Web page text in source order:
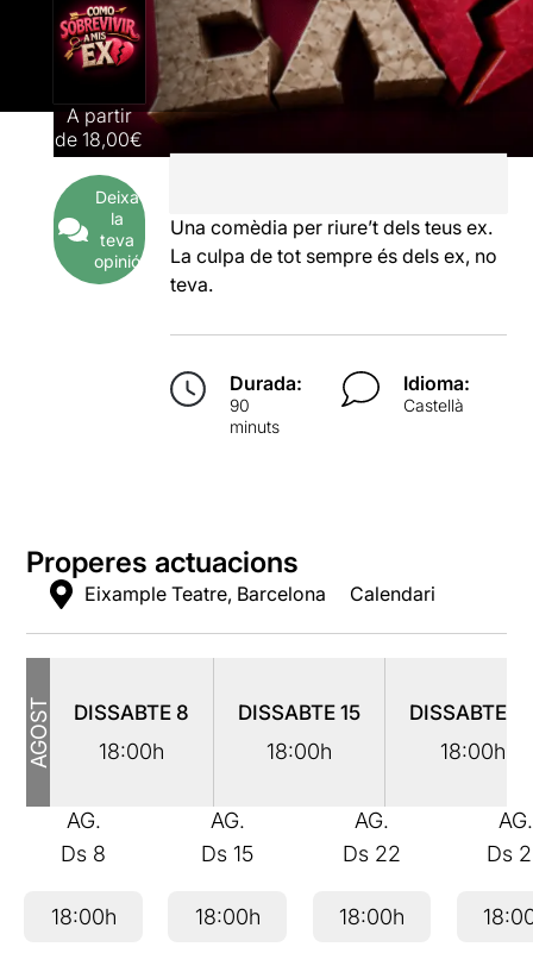
A partir
de18,00€
Deixa
la
teva
opinió
Una comèdia per riure’t dels teus ex.
La culpa de tot sempre és dels ex, no
teva.
Durada:
90
minuts
Idioma:
Castellà
Properes actuacions
Eixample Teatre, Barcelona Calendari
AGOST DISSABTE 8
18:00h
DISSABTE15
18:00h
DISSABTE
18:00h
AG.
Ds 8
18:00h
AG.
Ds15
18:00h
AG.
Ds 22
18:00h
AG.
Ds